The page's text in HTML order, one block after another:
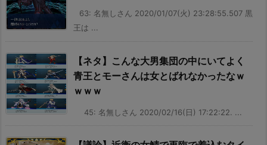
63: 名無しさん 2020/01/07(火) 23:28:55.507 黒
王は ...
【ネタ】こんな大男集団の中にいてよく
青王とモーさんは女とばれなかったなｗ
ｗｗｗ
45: 名無しさん 2020/02/16(日) 17:22:22. ...